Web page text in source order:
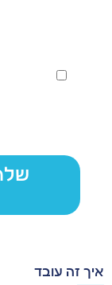
איך זה עובד